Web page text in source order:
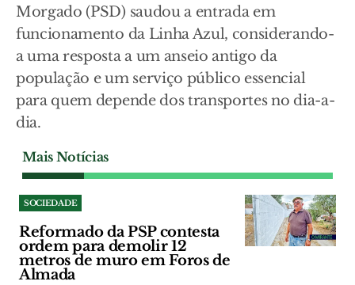
Morgado (PSD) saudou a entrada em
funcionamento da Linha Azul, considerando-
a uma resposta a um anseio antigo da
população e um serviço público essencial
para quem depende dos transportes no dia-a-
dia.
Mais Notícias
SOCIEDADE
Reformado da PSP contesta
ordem para demolir 12
metros de muro em Foros de
Almada